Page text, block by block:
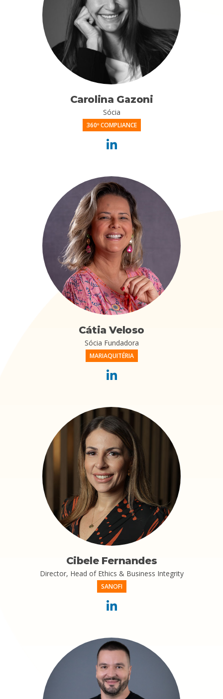
Carolina Gazoni
Sócia
360º COMPLIANCE
Cátia Veloso
Sócia Fundadora
MARIAQUITÉRIA
Cibele Fernandes
Director, Head of Ethics & Business Integrity
SANOFI